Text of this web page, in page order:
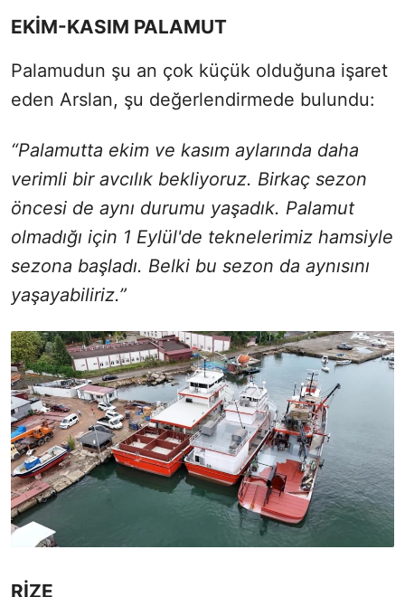
EKİM-KASIM PALAMUT
Palamudun şu an çok küçük olduğuna işaret
eden Arslan, şu değerlendirmede bulundu:
“Palamutta ekim ve kasım aylarında daha
verimli bir avcılık bekliyoruz. Birkaç sezon
öncesi de aynı durumu yaşadık. Palamut
olmadığı için 1 Eylül'de teknelerimiz hamsiyle
sezona başladı. Belki bu sezon da aynısını
yaşayabiliriz.”
RİZE